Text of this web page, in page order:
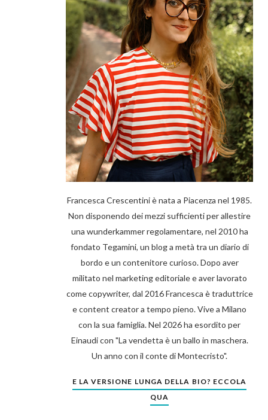
Francesca Crescentini è nata a Piacenza nel 1985.
Non disponendo dei mezzi sufficienti per allestire
una wunderkammer regolamentare, nel 2010 ha
fondato Tegamini, un blog a metà tra un diario di
bordo e un contenitore curioso. Dopo aver
militato nel marketing editoriale e aver lavorato
come copywriter, dal 2016 Francesca è traduttrice
e content creator a tempo pieno. Vive a Milano
con la sua famiglia. Nel 2026 ha esordito per
Einaudi con "La vendetta è un ballo in maschera.
Un anno con il conte di Montecristo".
E LA VERSIONE LUNGA DELLA BIO? ECCOLA
QUA